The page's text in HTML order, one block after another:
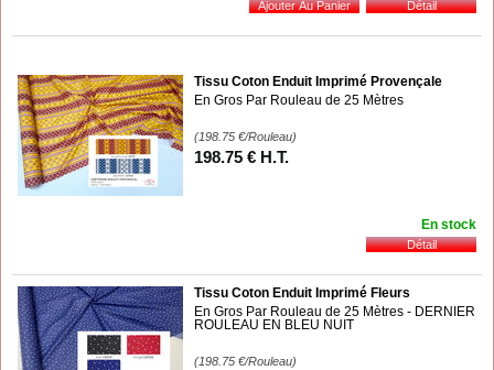
Tissu Coton Enduit Imprimé Provençale
En Gros Par Rouleau de 25 Mètres
(198.75 €/Rouleau)
198.75 € H.T.
En stock
Tissu Coton Enduit Imprimé Fleurs
En Gros Par Rouleau de 25 Mètres - DERNIER
ROULEAU EN BLEU NUIT
(198.75 €/Rouleau)